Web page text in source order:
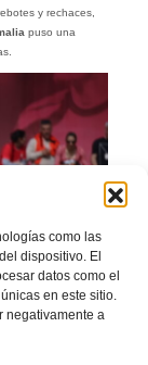
como las
dispositivo. El
datos como el
en este sitio.
negativamente a
y rechaces,
puso una